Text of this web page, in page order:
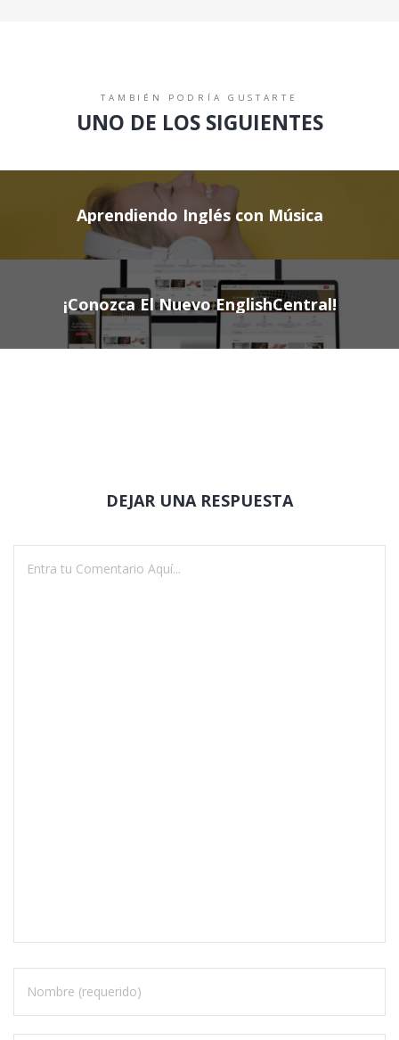
TAMBIÉN PODRÍA GUSTARTE
UNO DE LOS SIGUIENTES
Aprendiendo Inglés con Música
¡Conozca El Nuevo EnglishCentral!
DEJAR UNA RESPUESTA